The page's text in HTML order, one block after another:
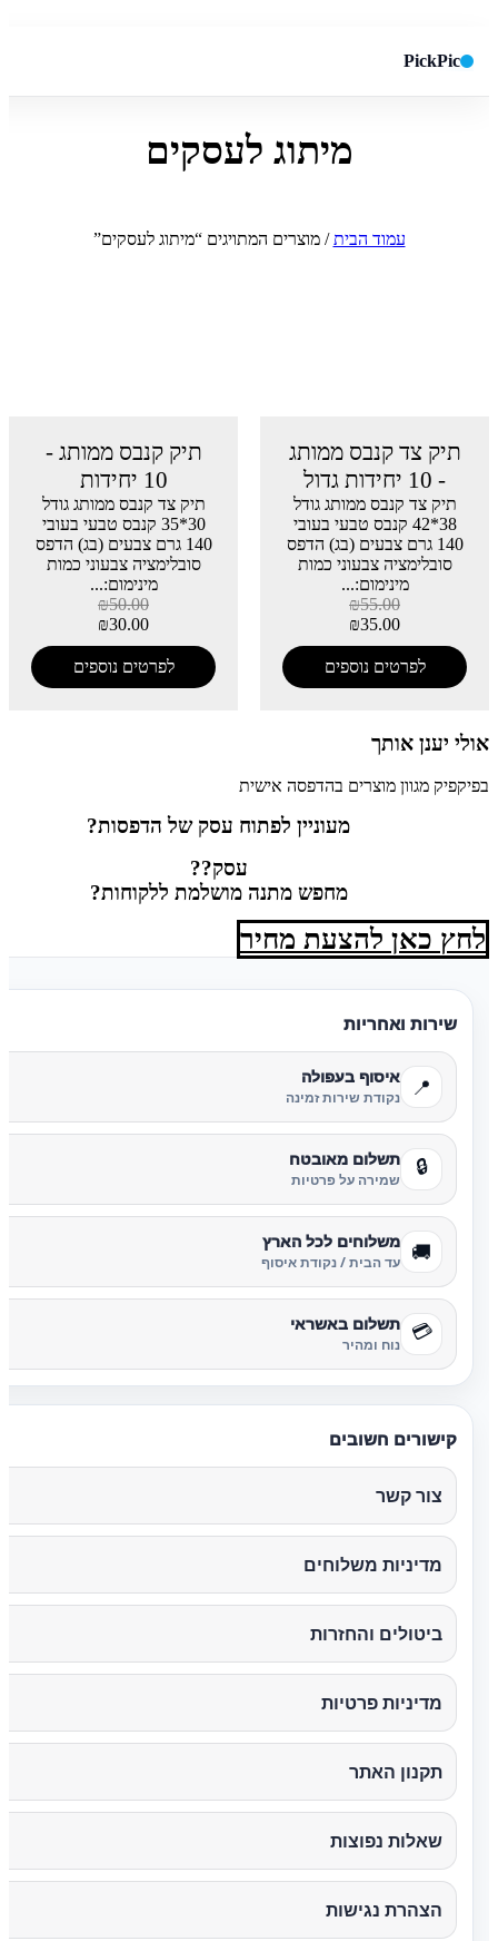
PickPic
חפש
מיתוג לעסקים
עמוד הבית/ מוצרים המתויגים “מיתוג לעסקים”
תיק צד קנבס ממותג
- 10 יחידות גדול
תיק צד קנבס ממותג גודל
38*42 קנבס טבעי בעובי
140 גרם צבעים (בג) הדפס
סובלימציה צבעוני כמות
מינימום:...
₪55.00
₪35.00
לפרטים נוספים
תיק קנבס ממותג -
10 יחידות
תיק צד קנבס ממותג גודל
30*35 קנבס טבעי בעובי
140 גרם צבעים (בג) הדפס
סובלימציה צבעוני כמות
מינימום:...
₪50.00
₪30.00
לפרטים נוספים
אולי יענן אותך
בפיקפיק מגוון מוצרים בהדפסה אישית
מעוניין לפתוח עסק של הדפסות?
עסק??
מחפש מתנה מושלמת ללקוחות?
לחץ כאן להצעת מחיר
שירות ואחריות
📍 איסוף בעפולה
נקודת שירות זמינה
🔒 תשלום מאובטח
שמירה על פרטיות
🚚 משלוחים לכל הארץ
עד הבית / נקודת איסוף
💳 תשלום באשראי
נוח ומהיר
קישורים חשובים
צור קשר
מדיניות משלוחים
ביטולים והחזרות
מדיניות פרטיות
תקנון האתר
שאלות נפוצות
הצהרת נגישות